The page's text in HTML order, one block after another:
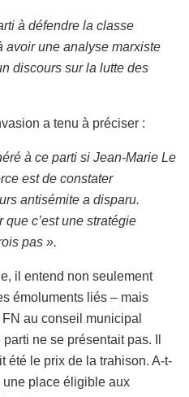
à défendre la classe
une analyse marxiste
discours sur la lutte des
a tenu à préciser :
à ce parti si Jean-Marie Le
est de constater
antisémite a disparu.
c’est une stratégie
pas ».
il entend non seulement
émoluments liés – mais
au conseil municipal
ne se présentait pas. Il
été le prix de la trahison. A-t-
une place éligible aux